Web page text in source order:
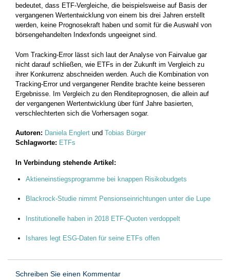
bedeutet, dass ETF-Vergleiche, die beispielsweise auf Basis der
vergangenen Wertentwicklung von einem bis drei Jahren erstellt
werden, keine Prognosekraft haben und somit für die Auswahl von
börsengehandelten Indexfonds ungeeignet sind.
Vom Tracking-Error lässt sich laut der Analyse von Fairvalue gar
nicht darauf schließen, wie ETFs in der Zukunft im Vergleich zu
ihrer Konkurrenz abschneiden werden. Auch die Kombination von
Tracking-Error und vergangener Rendite brachte keine besseren
Ergebnisse. Im Vergleich zu den Renditeprognosen, die allein auf
der vergangenen Wertentwicklung über fünf Jahre basierten,
verschlechterten sich die Vorhersagen sogar.
Autoren: Daniela Englert und Tobias Bürger
Schlagworte: ETFs
In Verbindung stehende Artikel:
Aktieneinstiegsprogramme bei knappen Risikobudgets
Blackrock-Studie nimmt Pensionseinrichtungen unter die Lupe
Institutionelle haben in 2018 ETF-Quoten verdoppelt
Ishares legt ESG-Daten für seine ETFs offen
Schreiben Sie einen Kommentar